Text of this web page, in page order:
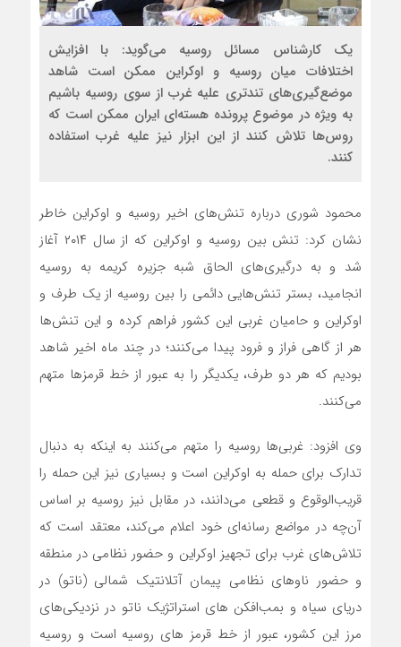
یک کارشناس مسائل روسیه می‌گوید: با افزایش
اختلافات میان روسیه و اوکراین ممکن است شاهد
موضع‌گیری‌های تندتری علیه غرب از سوی روسیه باشیم
به ویژه در موضوع پرونده هسته‌ای ایران ممکن است که
روس‌ها تلاش کنند از این ابزار نیز علیه غرب استفاده
کنند.
محمود شوری درباره تنش‌های اخیر روسیه و اوکراین خاطر
نشان کرد: تنش بین روسیه و اوکراین که از سال ۲۰۱۴ آغاز
شد و به درگیری‌های الحاق شبه جزیره کریمه به روسیه
انجامید، بستر تنش‌هایی دائمی را بین روسیه از یک طرف و
اوکراین و حامیان غربی این کشور فراهم کرده و این تنش‌ها
هر از گاهی فراز و فرود پیدا می‌کنند؛ در چند ماه اخیر شاهد
بودیم که هر دو طرف، یکدیگر را به عبور از خط قرمزها متهم
می‌کنند.
وی افزود: غربی‌ها روسیه را متهم می‌کنند به اینکه به دنبال
تدارک برای حمله به اوکراین است و بسیاری نیز این حمله را
قریب‌الوقوع و قطعی می‌دانند، در مقابل نیز روسیه بر اساس
آن‌چه در مواضع رسانه‌ای خود اعلام می‌کند، معتقد است که
تلاش‌های غرب برای تجهیز اوکراین و حضور نظامی در منطقه
و حضور ناوهای نظامی پیمان آتلانتیک شمالی (ناتو) در
دریای سیاه و بمب‌افکن های استراتژیک ناتو در نزدیکی‌های
مرز این کشور، عبور از خط قرمز های روسیه است و روسیه